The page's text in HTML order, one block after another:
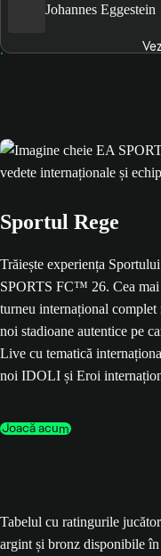
Johannes Eggestein
Sportul Rege
Trăiește experiența
SPORTS FC™ 26. Cea mai
turneu internațional
noi stadioane autentice pe
Live cu tematică
noi IDOLI și Eroi
Joacă acum
Tabelul cu ratingurile
argint și bronz disponibile